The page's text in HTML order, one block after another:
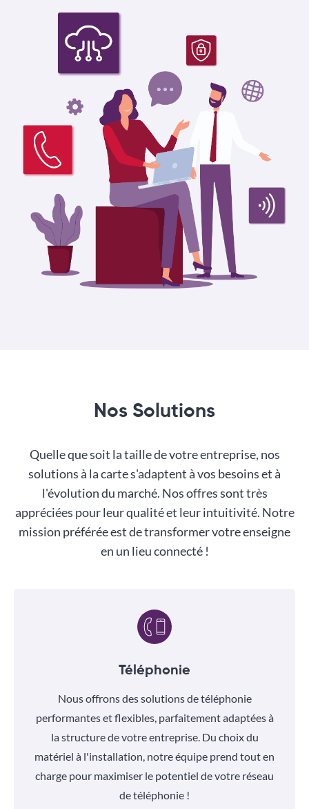
Nos Solutions
Quelle que soit la taille de votre entreprise, nos
solutions à la carte s'adaptent à vos besoins et à
l'évolution du marché. Nos offres sont très
appréciées pour leur qualité et leur intuitivité. Notre
mission préférée est de transformer votre enseigne
en un lieu connecté !
Téléphonie
Nous offrons des solutions de téléphonie
performantes et flexibles, parfaitement adaptées à
la structure de votre entreprise. Du choix du
matériel à l'installation, notre équipe prend tout en
charge pour maximiser le potentiel de votre réseau
de téléphonie !